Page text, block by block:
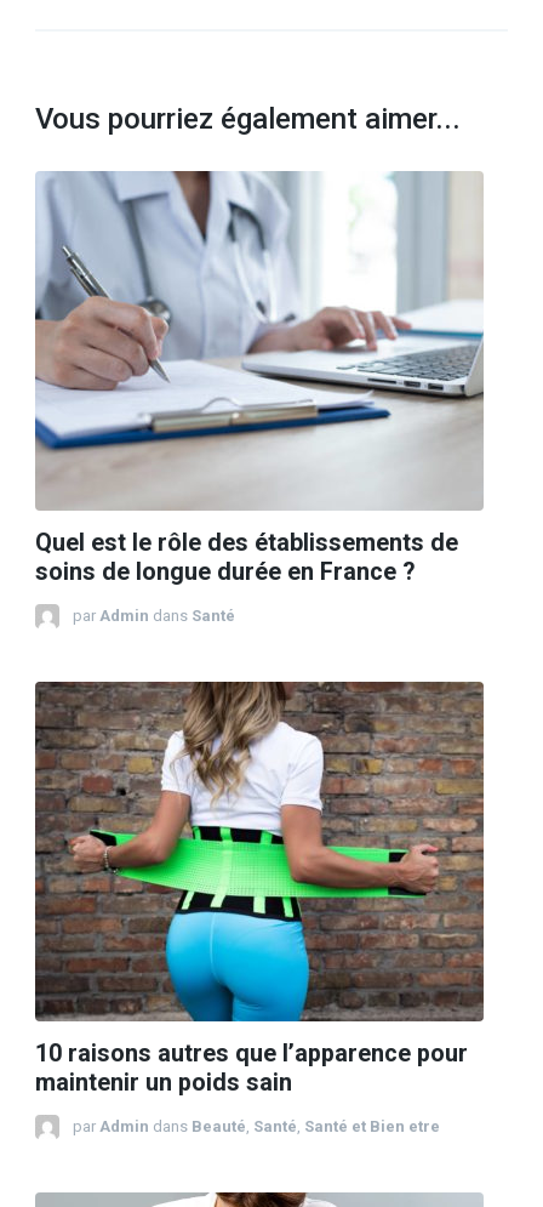
Vous pourriez également aimer...
Quel est le rôle des établissements de
soins de longue durée en France ?
par Admin dans Santé
10 raisons autres que l’apparence pour
maintenir un poids sain
par Admin dans Beauté Santé Santé et Bien etre